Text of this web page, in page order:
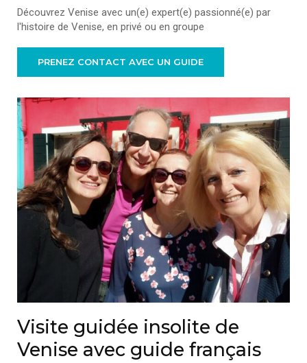
Découvrez Venise avec un(e) expert(e) passionné(e) par
l'histoire de Venise, en privé ou en groupe
PRENEZ CONTACT AVEC UN GUIDE
Visite guidée insolite de
Venise avec guide français